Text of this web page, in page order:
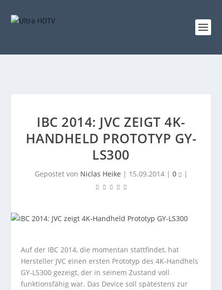
IBC 2014: JVC ZEIGT 4K-
HANDHELD PROTOTYP GY-
LS300
Gepostet von Niclas Heike | 15.09.2014| 0 |
Auf der IBC 2014, die momentan stattfindet, hat
Hersteller JVC einen ersten Prototyp des 4K-Handhels
GY-LS300 gezeigt, der in seinem Zustand voll
funktionsfähig war. Das Device soll spätestens zur